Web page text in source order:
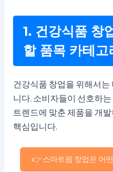
1. 건강식품 창
할 품목 카테고
건강식품 창업을 위해서
니다. 소비자들이 선호하
트렌드에 맞춘 제품을 개
핵심입니다.
👉 스마트팜 창업은 어